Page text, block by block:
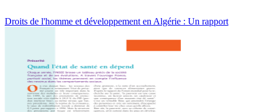
Droits de l'homme et développement en Algérie : Un rapport